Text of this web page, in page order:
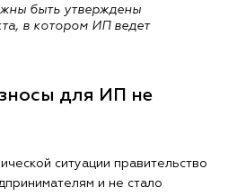
быть утверждены
в котором ИП ведет
для ИП не
ситуации правительство
и не стало